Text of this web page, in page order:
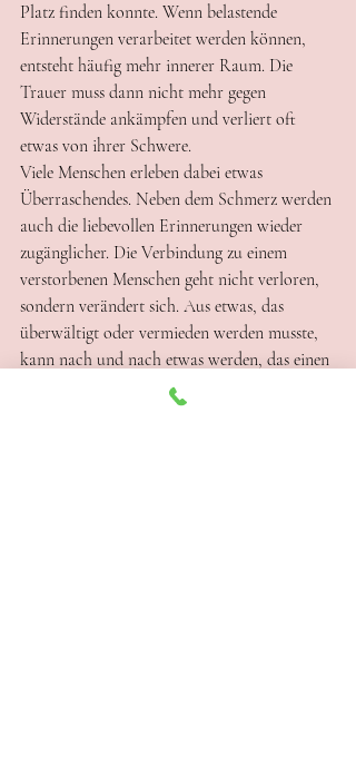
Platz finden konnte. Wenn belastende
Erinnerungen verarbeitet werden können,
entsteht häufig mehr innerer Raum. Die
Trauer muss dann nicht mehr gegen
Widerstände ankämpfen und verliert oft
etwas von ihrer Schwere.
Viele Menschen erleben dabei etwas
Überraschendes. Neben dem Schmerz werden
auch die liebevollen Erinnerungen wieder
zugänglicher. Die Verbindung zu einem
verstorbenen Menschen geht nicht verloren,
sondern verändert sich. Aus etwas, das
überwältigt oder vermieden werden musste,
kann nach und nach etwas werden, das einen
Platz im eigenen Leben findet.
Wenn du dich in diesen Zeilen